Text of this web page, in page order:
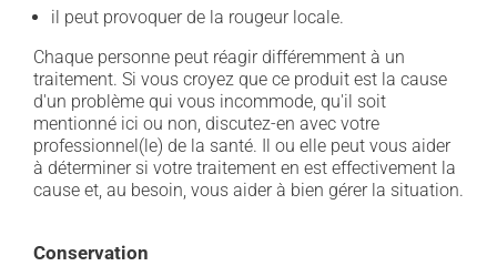
il peut provoquer de la rougeur locale.
Chaque personne peut réagir différemment à un
traitement. Si vous croyez que ce produit est la cause
d'un problème qui vous incommode, qu'il soit
mentionné ici ou non, discutez-en avec votre
professionnel(le) de la santé. Il ou elle peut vous aider
à déterminer si votre traitement en est effectivement la
cause et, au besoin, vous aider à bien gérer la situation.
Conservation